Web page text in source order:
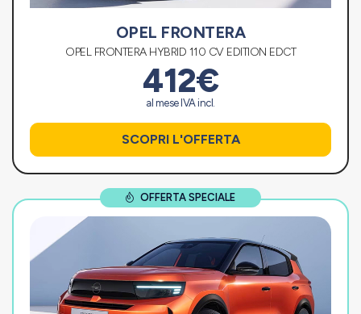
OPEL FRONTERA
OPEL FRONTERA HYBRID 110 CV EDITION EDCT
412€
al mese IVA incl.
SCOPRI L'OFFERTA
OFFERTA SPECIALE